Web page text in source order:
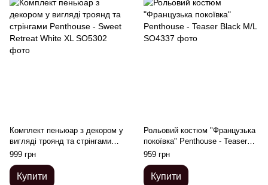
Комплект пеньюар з декором у
вигляді троянд та стрінгами
Penthouse - Sweet Retreat
White XL
999 грн
Купити
Рольовий костюм "Французька
покоївка" Penthouse - Teaser
Black M/L
959 грн
Купити